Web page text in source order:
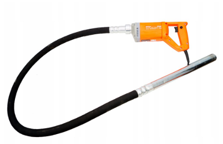
авто акустики, автомобильной акустики
авто мониторов
автохолодильников
автокондиционера
автомобильных телевизоров
автотрансформаторов
бактерицидной лампы
беговых дорожек